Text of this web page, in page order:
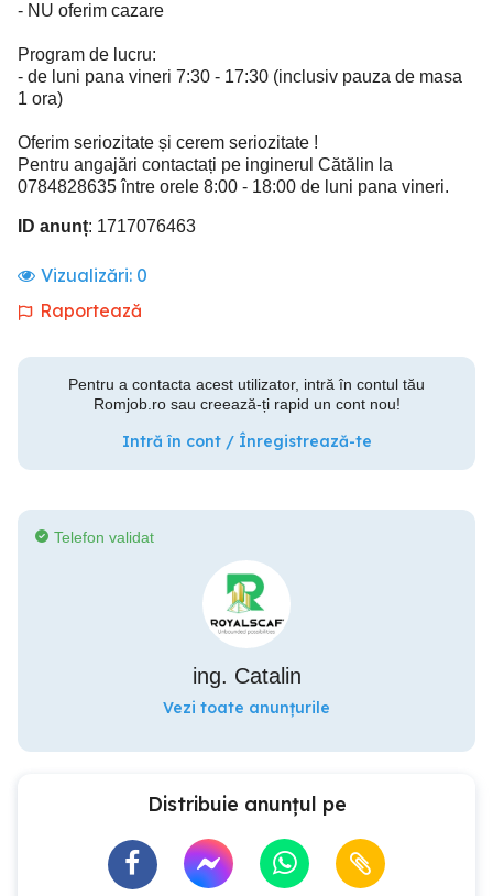
- NU oferim cazare
Program de lucru:
- de luni pana vineri 7:30 - 17:30 (inclusiv pauza de masa
1 ora)
Oferim seriozitate și cerem seriozitate !
Pentru angajări contactați pe inginerul Cătălin la
0784828635 între orele 8:00 - 18:00 de luni pana vineri.
ID anunț: 1717076463
Vizualizări: 0
Raportează
Pentru a contacta acest utilizator, intră în contul tău
Romjob.ro sau creează-ți rapid un cont nou!
Intră în cont / Înregistrează-te
Telefon validat
ing. Catalin
Vezi toate anunțurile
Distribuie anunțul pe